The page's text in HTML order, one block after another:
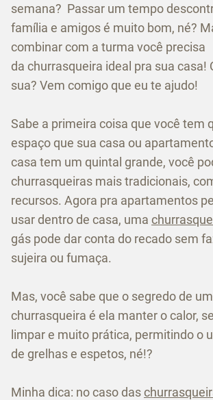
semana? Passar um tempo
família e amigos é muito bom, né?
combinar com a turma você precisa
da churrasqueira ideal pra sua casa!
sua? Vem comigo que eu te ajudo!
Sabe a primeira coisa que você tem
espaço que sua casa ou
casa tem um quintal grande, você
churrasqueiras mais tradicionais,
recursos. Agora pra apartamentos
usar dentro de casa, uma
gás pode dar conta do recado sem
sujeira ou fumaça.
Mas, você sabe que o segredo de
churrasqueira é ela manter o calor,
limpar e muito prática, permitindo o
de grelhas e espetos, né!?
Minha dica: no caso das